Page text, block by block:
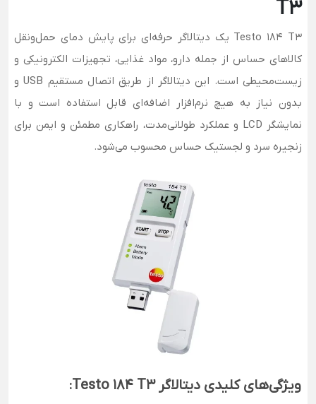
T3
Testo 184 T3 یک دیتالاگر حرفه‌ای برای پایش دمای حمل‌ونقل
کالاهای حساس از جمله دارو، مواد غذایی، تجهیزات الکترونیکی و
زیست‌محیطی است. این دیتالاگر از طریق اتصال مستقیم USB و
بدون نیاز به هیچ نرم‌افزار اضافه‌ای قابل استفاده است و با
نمایشگر LCD و عملکرد طولانی‌مدت، راهکاری مطمئن و ایمن برای
زنجیره سرد و لجستیک حساس محسوب می‌شود.
ویژگی‌های کلیدی دیتالاگر Testo 184 T3: